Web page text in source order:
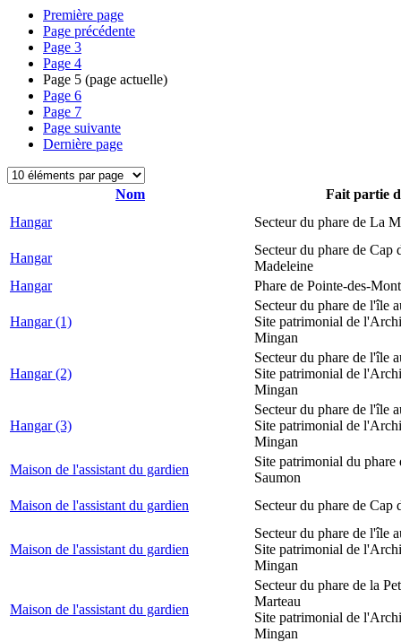
Première page
Page précédente
Page 3
Page 4
Page 5 (page actuelle)
Page 6
Page 7
Page suivante
Dernière page
Nom
Fait partie
Hangar
Secteur du phare de La
Hangar
Secteur du phare de Cap
Madeleine
Hangar
Phare de Pointe-des-
Hangar (1)
Secteur du phare de l'île
Site patrimonial de
Mingan
Hangar (2)
Secteur du phare de l'île
Site patrimonial de
Mingan
Hangar (3)
Secteur du phare de l'île
Site patrimonial de
Mingan
Maison de l'assistant du gardien
Site patrimonial du phare
Saumon
Maison de l'assistant du gardien
Secteur du phare de Cap
Maison de l'assistant du gardien
Secteur du phare de l'île
Site patrimonial de
Mingan
Maison de l'assistant du gardien
Secteur du phare de la
Marteau
Site patrimonial de
Mingan